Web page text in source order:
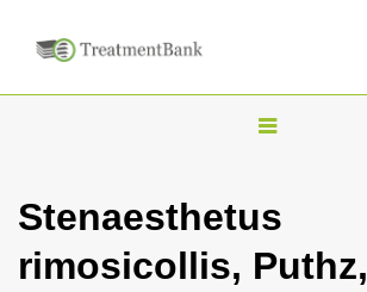
T
g
l
Stenaesthetus
rimosicollis, Puthz,